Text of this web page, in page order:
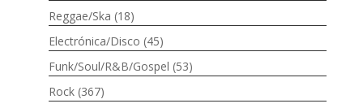
Reggae/Ska (18)
Electrónica/Disco (45)
Funk/Soul/R&B/Gospel (53)
Rock (367)